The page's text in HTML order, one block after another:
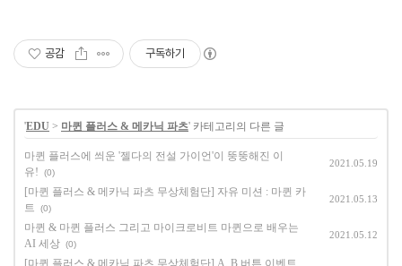
공감 구독하기
'EDU > 마퀸 플러스 & 메카닉 파츠' 카테고리의 다른 글
마퀸 플러스에 씌운 '젤다의 전설 가이언'이 뚱뚱해진 이
유!
(0)
2021.05.19
[마퀸 플러스 & 메카닉 파츠 무상체험단] 자유 미션 : 마퀸 카
트
(0)
2021.05.13
마퀸 & 마퀸 플러스 그리고 마이크로비트 마퀸으로 배우는
AI 세상 (0)
2021.05.12
[마퀸 플러스 & 메카닉 파츠 무상체험단] A, B 버튼 이벤트